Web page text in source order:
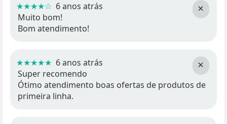
×
★★★★☆ 6 anos atrás
Muito bom!
Bom atendimento!
×
★★★★★ 6 anos atrás
Super recomendo
Ótimo atendimento boas ofertas de produtos de
primeira linha.